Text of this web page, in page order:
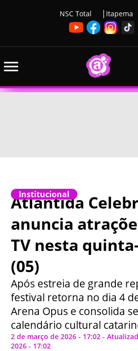
NSC Total Itapema
Institucional
Atlântida
anuncia
TV nesta
(05)
Após estreia de grande
festival retorna no dia 4
Arena Opus e consolida
calendário cultural
2 de março de 2026 - 17:02 -
2026 - 17:02